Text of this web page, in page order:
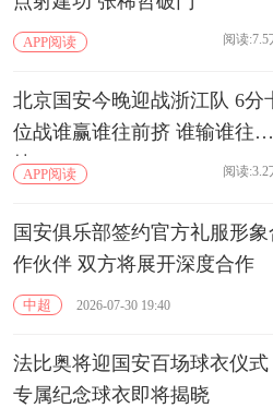
APP阅读 阅读:7.5
北京国安今晚迎战浙江队 6分
位战谁赢谁往前挤 谁输谁往下
掉APP阅读 阅读:3.2
国安俱乐部签约官方礼服形象
作伙伴 双方将展开深度合作
中超 2026-07-30 19:40
法比奥将迎国安百场球衣仪式
专属纪念球衣即将揭晓